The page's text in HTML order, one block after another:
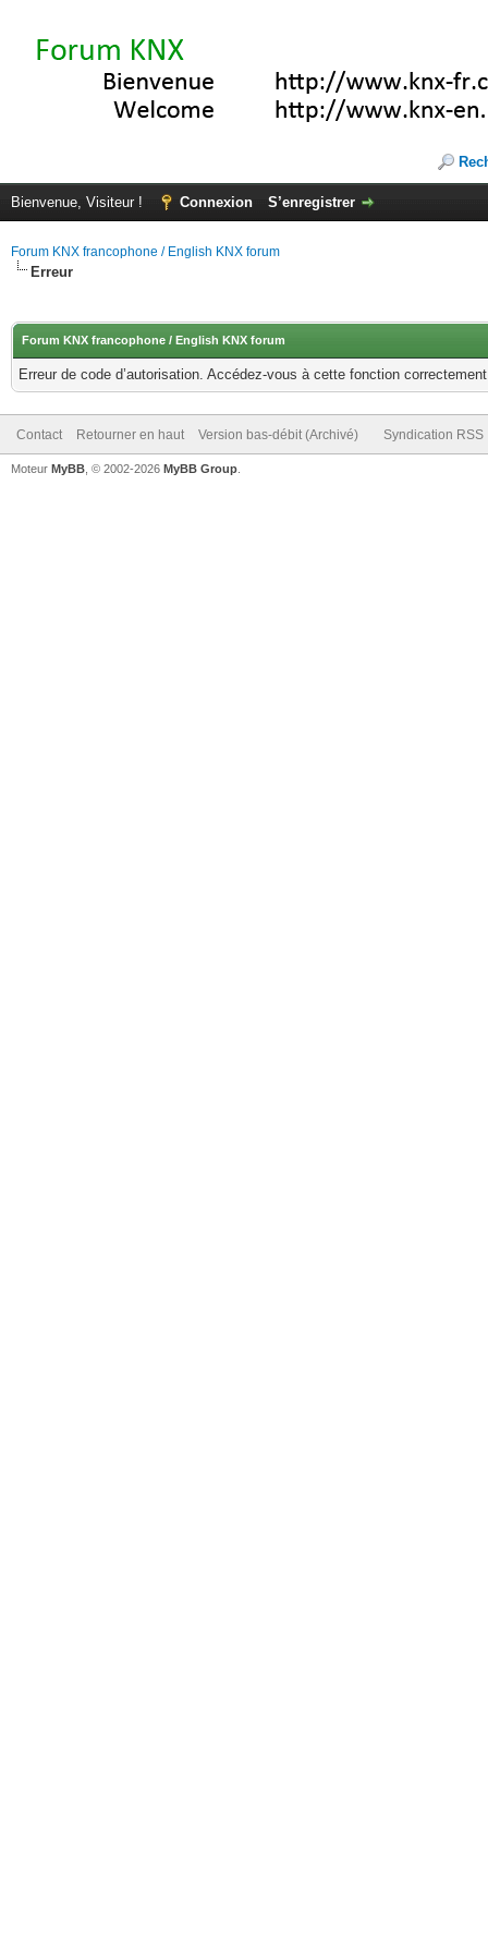
Bienvenue, Visiteur ! Connexion S’enregistrer
Forum KNX francophone / English KNX forum
Erreur
Forum KNX francophone / English KNX forum
Erreur de code d’autorisation. Accédez-vous à cette fonction
Contact Retourner en haut Version bas-débit (Archivé) Syndication RSS
Moteur MyBB , © 2002-2026 MyBB Group